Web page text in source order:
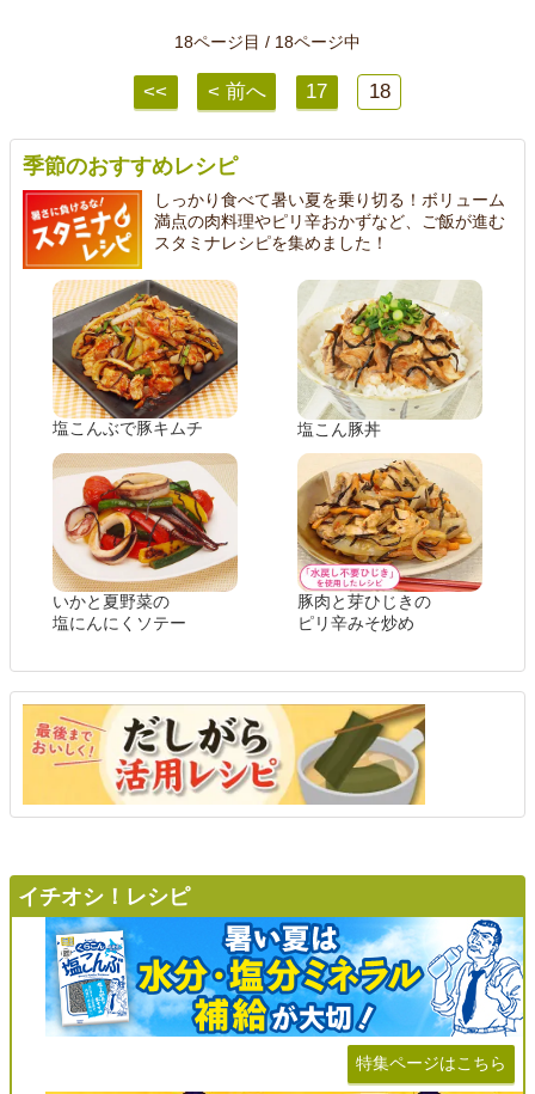
18ページ目 / 18ページ中
<< < 前へ 17 18
季節のおすすめレシピ
しっかり食べて暑い夏を乗り切る！ボリューム
満点の肉料理やピリ辛おかずなど、ご飯が進む
スタミナレシピを集めました！
塩こんぶで豚キムチ 塩こん豚丼
いかと夏野菜の
塩にんにくソテー
豚肉と芽ひじきの
ピリ辛みそ炒め
イチオシ！レシピ
特集ページはこちら